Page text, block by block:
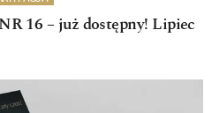
16 – już dostępny! Lipiec